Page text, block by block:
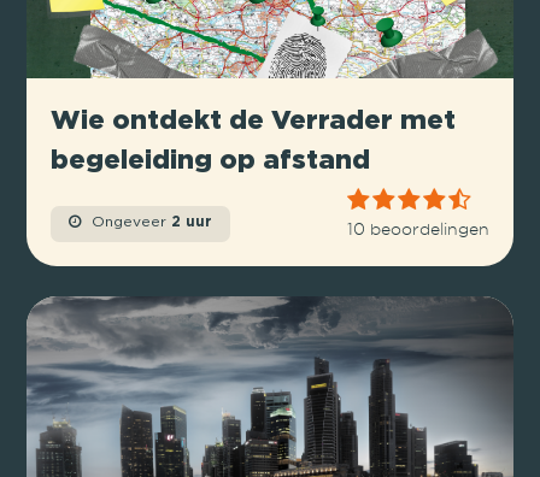
Wie ontdekt de Verrader met
begeleiding op afstand
Ongeveer 2 uur 10 beoordelingen